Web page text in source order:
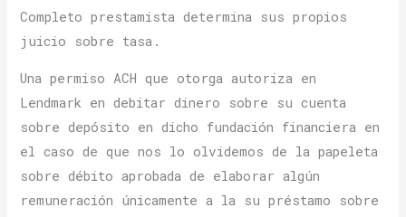
Completo prestamista determina sus propios
juicio sobre tasa.
Una permiso ACH que otorga autoriza en
Lendmark en debitar dinero sobre su cuenta
sobre depósito en dicho fundación financiera en
el caso de que nos lo olvidemos de la papeleta
sobre débito aprobada de elaborar algún
remuneración únicamente a la su préstamo sobre